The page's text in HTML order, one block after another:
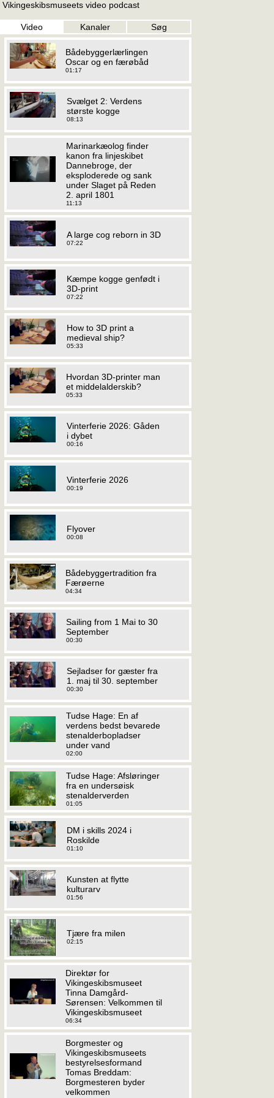
Vikingeskibsmuseets video podcast
Video Kanaler Søg
Bådebyggerlærlingen
Oscar og en færøbåd
01:17
Svælget 2: Verdens
største kogge
08:13
Marinarkæolog finder
kanon fra linjeskibet
Dannebroge, der
eksploderede og sank
under Slaget på Reden
2. april 1801
11:13
A large cog reborn in 3D
07:22
Kæmpe kogge genfødt i
3D-print
07:22
How to 3D print a
medieval ship?
05:33
Hvordan 3D-printer man
et middelalderskib?
05:33
Vinterferie 2026: Gåden
i dybet
00:16
Vinterferie 2026
00:19
Flyover
00:08
Bådebyggertradition fra
Færøerne
04:34
Sailing from 1 Mai to 30
September
00:30
Sejladser for gæster fra
1. maj til 30. september
00:30
Tudse Hage: En af
verdens bedst bevarede
stenalderbopladser
under vand
02:00
Tudse Hage: Afsløringer
fra en undersøisk
stenalderverden
01:05
DM i skills 2024 i
Roskilde
01:10
Kunsten at flytte
kulturarv
01:56
Tjære fra milen
02:15
Direktør for
Vikingeskibsmuseet
Tinna Damgård-
Sørensen: Velkommen til
Vikingeskibsmuseet
06:34
Borgmester og
Vikingeskibsmuseets
bestyrelsesformand
Tomas Breddam:
Borgmesteren byder
velkommen